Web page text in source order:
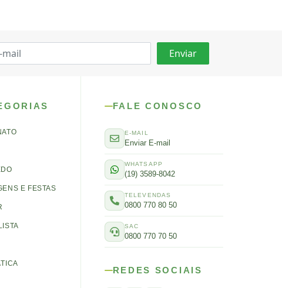
E FESTAS
FALE CONOSCO
E-MAIL
Enviar E-mail
WHATSAPP
(19) 3589-8042
TELEVENDAS
0800 770 80 50
SAC
0800 770 70 50
REDES SOCIAIS